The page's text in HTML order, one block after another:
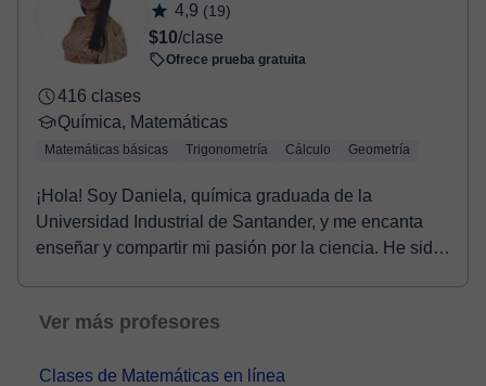
4,9 (19)
$10/clase
Ofrece prueba gratuita
416 clases
Química, Matemáticas
Matemáticas básicas Trigonometría Cálculo Geometría
¡Hola! Soy Daniela, química graduada de la
Universidad Industrial de Santander, y me encanta
enseñar y compartir mi pasión por la ciencia. He sido
Ver más profesores
Clases de Matemáticas en línea